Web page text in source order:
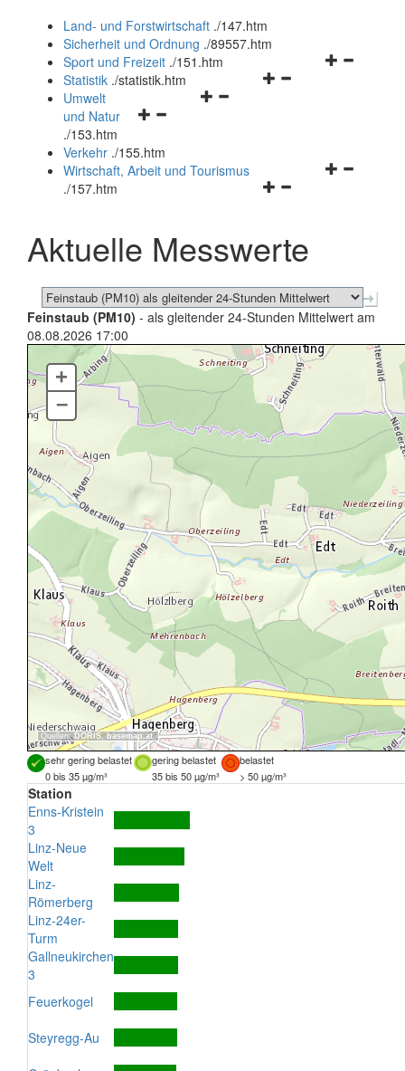
und
schließen
Land- und Forstwirtschaft ./147.htm
Sicherheit und Ordnung ./89557.htm
Navigationsmenü
Sport und Freizeit ./151.htm
Navigationsmenü
Statistik ./statistik.htm
Navigationsmenü
und
schließen
Umwelt
und Natur
./153.htm
Verkehr ./155.htm
Navigationsmenü
schließen
Wirtschaft, Arbeit und Tourismus
./157.htm
Aktuelle Messwerte
Feinstaub (PM10) - als gleitender 24-Stunden Mittelwert am
08.08.2026 17:00
Quellen: DORIS,basemap.at
+
–
sehr gering belastet gering belastet
belastet
0 bis 35 µg/m³
35 bis 50 µg/m³ > 50 µg/m³
Station
Enns-Kristein
3
Linz-Neue
Welt
Linz-
Römerberg
Linz-24er-
Turm
Gallneukirchen
3
Feuerkogel
Steyregg-Au